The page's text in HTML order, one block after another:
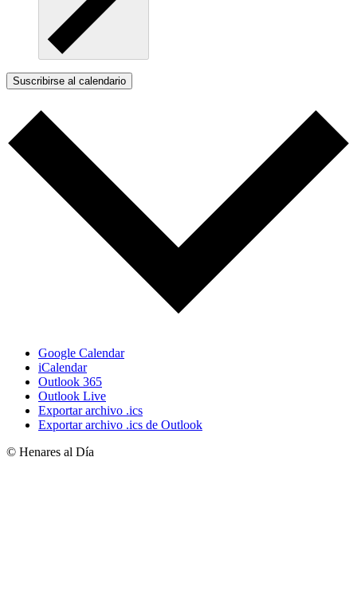
Suscribirse al calendario
Google Calendar
iCalendar
Outlook 365
Outlook Live
Exportar archivo .ics
Exportar archivo .ics de Outlook
© Henares al Día